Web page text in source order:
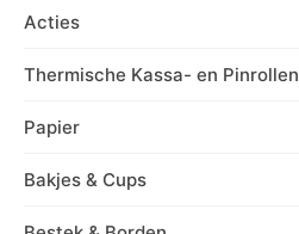
Acties
Thermische Kassa- en Pinrollen
Papier
Bakjes & Cups